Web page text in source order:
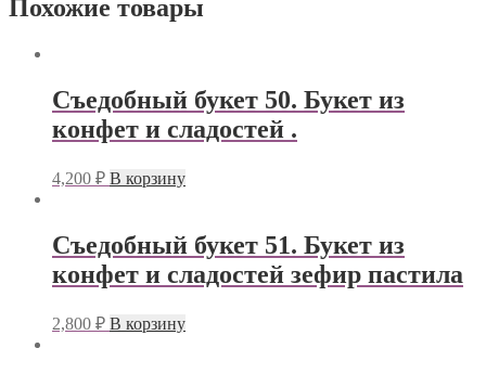
Похожие товары
Съедобный букет 50. Букет из
конфет и сладостей .
4,200 ₽ В корзину
Съедобный букет 51. Букет из
конфет и сладостей зефир пастила
2,800 ₽ В корзину